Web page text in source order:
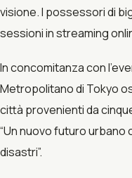
visione. I possessori di
sessioni in streaming
In concomitanza con
Metropolitano di Tokyo
città provenienti da
“Un nuovo futuro urbano
disastri”.